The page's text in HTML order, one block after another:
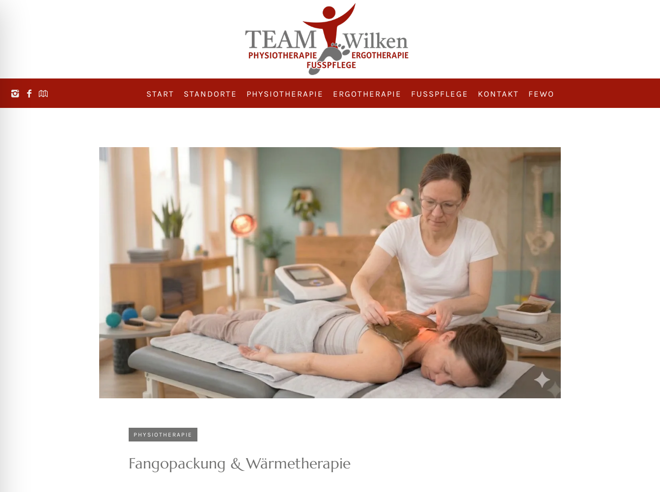
START STANDORTE PHYSIOTHERAPIE ERGOTHERAPIE FUSSPFLEGE KONTAKT FEWO
PHYSIOTHERAPIE
Fangopackung & Wärmetherapie